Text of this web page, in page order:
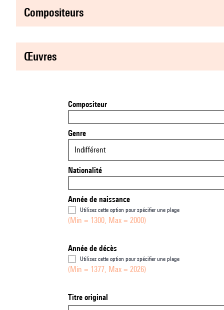
compositeurs
œuvres
Compositeur
Genre
Indifférent
Nationalité
Année de naissance
Utilisez cette option pour spécifier une plage
(Min = 1300, Max = 2000)
Année de décès
Utilisez cette option pour spécifier une plage
(Min = 1377, Max = 2026)
Titre original